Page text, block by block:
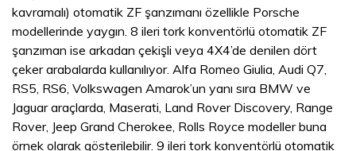
kavramalı) otomatik ZF şanzımanı özellikle Porsche
modellerinde yaygın. 8 ileri tork konventörlü otomatik ZF
şanzıman ise arkadan çekişli veya 4X4’de denilen dört
çeker arabalarda kullanılıyor. Alfa Romeo Giulia, Audi Q7,
RS5, RS6, Volkswagen Amarok’un yanı sıra BMW ve
Jaguar araçlarda, Maserati, Land Rover Discovery, Range
Rover, Jeep Grand Cherokee, Rolls Royce modeller buna
örnek olarak gösterilebilir. 9 ileri tork konventörlü otomatik